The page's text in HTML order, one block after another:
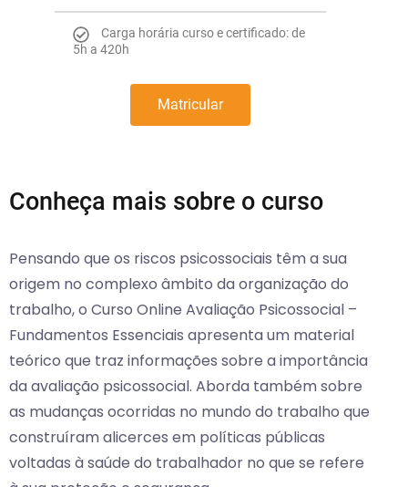
Carga horária curso e certificado: de
5h a 420h
Matricular
Conheça mais sobre o curso
Pensando que os riscos psicossociais têm a sua
origem no complexo âmbito da organização do
trabalho, o Curso Online Avaliação Psicossocial –
Fundamentos Essenciais apresenta um material
teórico que traz informações sobre a importância
da avaliação psicossocial. Aborda também sobre
as mudanças ocorridas no mundo do trabalho que
construíram alicerces em políticas públicas
voltadas à saúde do trabalhador no que se refere